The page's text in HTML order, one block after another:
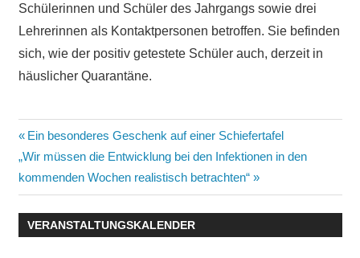
Schülerinnen und Schüler des Jahrgangs sowie drei
Lehrerinnen als Kontaktpersonen betroffen. Sie befinden
sich, wie der positiv getestete Schüler auch, derzeit in
häuslicher Quarantäne.
Beitragsnavigation
Vorheriger
Beitrag:
Ein besonderes Geschenk auf einer Schiefertafel
Nächster
Beitrag:
„Wir müssen die Entwicklung bei den Infektionen in den
kommenden Wochen realistisch betrachten“
VERANSTALTUNGSKALENDER